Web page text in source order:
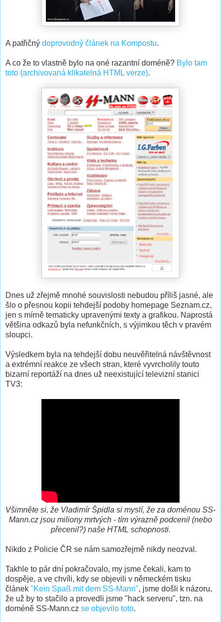
A patřičný doprovodný článek na Kompostu.
A co že to vlastně bylo na oné razantní doméně? Bylo tam
toto (archivovaná klikatelná HTML verze).
Dnes už zřejmě mnohé souvislosti nebudou příliš jasné, ale
šlo o přesnou kopii tehdejší podoby homepage Seznam.cz,
jen s mírně tematicky upravenými texty a grafikou. Naprostá
většina odkazů byla nefunkčních, s výjimkou těch v pravém
sloupci.
Výsledkem byla na tehdejší dobu neuvěřitelná návštěvnost
a extrémní reakce ze všech stran, které vyvrcholily touto
bizarní reportáží na dnes už neexistující televizní stanici
TV3:
Všimněte si, že Vladimír Špidla si myslí, že za doménou SS-
Mann.cz jsou miliony mrtvých - tím výrazně podcenil (nebo
přecenil?) naše HTML schopnosti.
Nikdo z Policie ČR se nám samozřejmě nikdy neozval.
Takhle to pár dní pokračovalo, my jsme čekali, kam to
dospěje, a ve chvíli, kdy se objevili v německém tisku
článek "Kein Spaß mit dem SS-Mann", jsme došli k názoru,
že už by to stačilo a provedli jsme "hack serveru", tzn. na
doméně SS-Mann.cz se objevilo toto.